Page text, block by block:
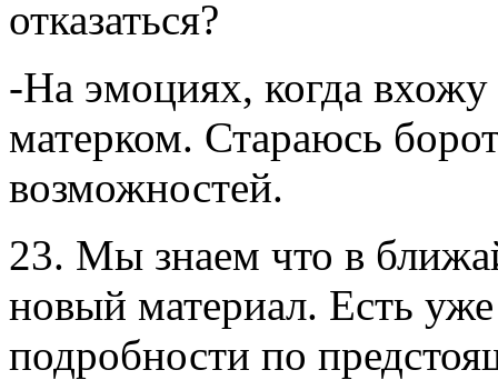
отказаться?
-На эмоциях, когда
матерком. Стараюсь
возможностей.
23. Мы знаем что в
новый материал. Есть
подробности по